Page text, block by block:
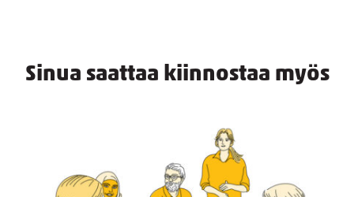
Sinua saattaa kiinnostaa myös